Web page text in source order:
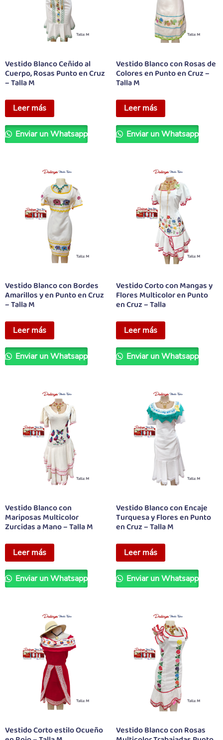
Vestido Blanco Ceñido al
Cuerpo, Rosas Punto en Cruz
– Talla M
Leer más
Enviar un Whatsapp
Vestido Blanco con Rosas de
Colores en Punto en Cruz –
Talla M
Leer más
Enviar un Whatsapp
Vestido Blanco con Bordes
Amarillos y en Punto en Cruz
– Talla M
Leer más
Enviar un Whatsapp
Vestido Corto con Mangas y
Flores Multicolor en Punto
en Cruz – Talla
Leer más
Enviar un Whatsapp
Vestido Blanco con
Mariposas Multicolor
Zurcidas a Mano – Talla M
Leer más
Enviar un Whatsapp
Vestido Blanco con Encaje
Turquesa y Flores en Punto
en Cruz – Talla M
Leer más
Enviar un Whatsapp
Vestido Corto estilo Ocueño Vestido Blanco con Rosas